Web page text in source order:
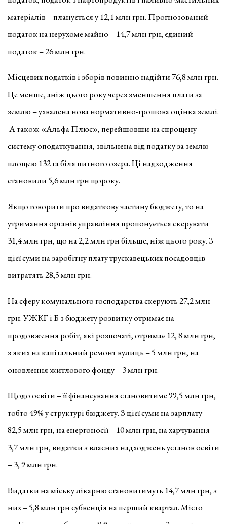
матеріалів – планується у 12,1 млн грн. Прогнозований
податок на нерухоме майно – 14,7 млн грн, єдиний
податок – 26 млн грн.
Місцевих податків і зборів повинно надійти 76,8 млн грн.
Це менше, аніж цього року через зменшення плати за
землю – ухвалена нова нормативно-грошова оцінка землі.
А також «Альфа Плюс», перейшовши на спрощену
систему оподаткування, звільнена від податку за землю
площею 132 га біля питного озера. Ці надходження
становили 5,6 млн грн щороку.
Якщо говорити про видаткову частину бюджету, то на
утримання органів управління пропонується скерувати
31,4 млн грн, що на 2,2 млн грн більше, ніж цього року. З
цієї суми на заробітну плату трускавецьких посадовців
витратять 28,5 млн грн.
На сферу комунального господарства скерують 27,2 млн
грн. УЖКГ і Б з бюджету розвитку отримає на
продовження робіт, які розпочаті, отримає 12, 8 млн грн,
з яких на капітальний ремонт вулиць – 5 млн грн, на
оновлення житлового фонду – 3 млн грн.
Щодо освіти – її фінансування становитиме 99,5 млн грн,
тобто 49% у структурі бюджету. З цієї суми на зарплату –
82,5 млн грн, на енергоносії – 10 млн грн, на харчування –
3,7 млн грн, видатки з власних надходжень установ освіти
– 3, 9 млн грн.
Видатки на міську лікарню становитимуть 14,7 млн грн, з
них – 5,8 млн грн субвенція на перший квартал. Місто